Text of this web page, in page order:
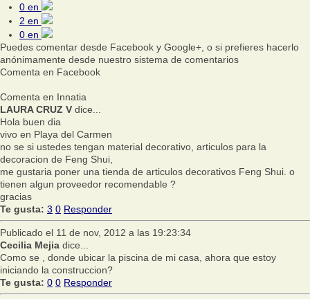
0 en
2 en
0 en
Puedes comentar desde Facebook y Google+, o si prefieres hacerlo
anónimamente desde nuestro sistema de comentarios
Comenta en Facebook
Comenta en Innatia
LAURA CRUZ V dice...
Hola buen dia
vivo en Playa del Carmen
no se si ustedes tengan material decorativo, articulos para la
decoracion de Feng Shui,
me gustaria poner una tienda de articulos decorativos Feng Shui. o
tienen algun proveedor recomendable ?
gracias
Te gusta: 3 0 Responder
Publicado el 11 de nov, 2012 a las 19:23:34
Cecilia Mejia dice...
Como se , donde ubicar la piscina de mi casa, ahora que estoy
iniciando la construccion?
Te gusta: 0 0 Responder